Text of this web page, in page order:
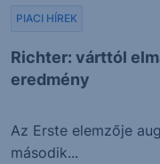
Richter: várttól
eredmény
PIACI HÍREK
Az Erste elemzője
második...